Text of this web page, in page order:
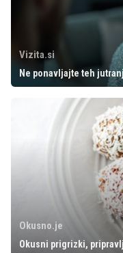
Vizita.si
Ne ponavljajte teh
Okusno.je
Okusni prigrizki,